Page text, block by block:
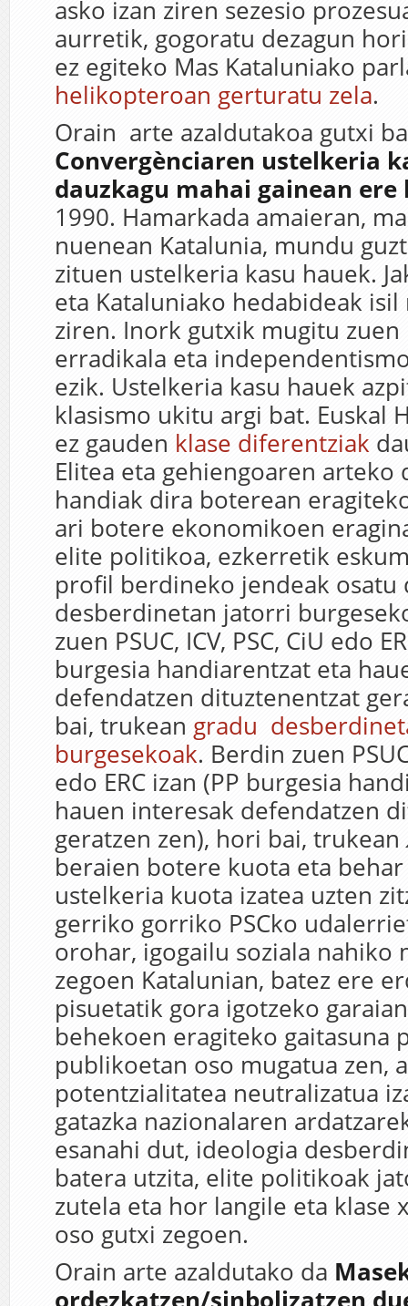
asko izan ziren sezesio
aurretik, gogoratu dezagun
ez egiteko Mas Kataluniako
helikopteroan gerturatu zela.
Orain arte azaldutakoa gutxi
Convergènciaren ustelkeria
dauzkagu mahai gainean ere
1990. Hamarkada amaieran,
nuenean Katalunia, mundu
zituen ustelkeria kasu hauek.
eta Kataluniako hedabideak
ziren. Inork gutxik mugitu zuen
erradikala eta
ezik. Ustelkeria kasu hauek
klasismo ukitu argi bat. Euskal
ez gauden klase diferentziak
Elitea eta gehiengoaren arteko
handiak dira boterean
ari botere ekonomikoen
elite politikoa, ezkerretik
profil berdineko jendeak
desberdinetan jatorri
zuen PSUC, ICV, PSC, CiU edo
burgesia handiarentzat eta
defendatzen dituztenentzat
bai, trukean gradu
burgesekoak. Berdin zuen
edo ERC izan (PP burgesia
hauen interesak defendatzen
geratzen zen), hori bai, trukean
beraien botere kuota eta
ustelkeria kuota izatea uzten
gerriko gorriko PSCko
orohar, igogailu soziala nahiko
zegoen Katalunian, batez ere
pisuetatik gora igotzeko
behekoen eragiteko gaitasuna
publikoetan oso mugatua zen,
potentzialitatea neutralizatua
gatazka nazionalaren
esanahi dut, ideologia
batera utzita, elite politikoak
zutela eta hor langile eta klase
oso gutxi zegoen.
Orain arte azaldutako da